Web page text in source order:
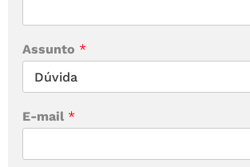
Assunto *
E-mail *